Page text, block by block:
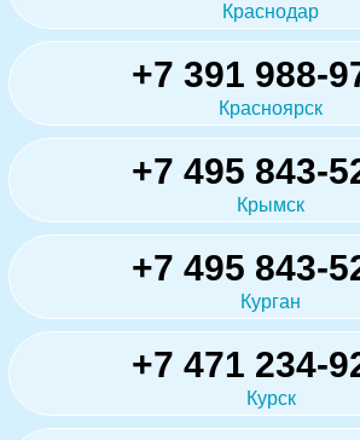
Краснодар
+7 391 988-
Красноярск
+7 495 843-
Крымск
+7 495 843-
Курган
+7 471 234-
Курск